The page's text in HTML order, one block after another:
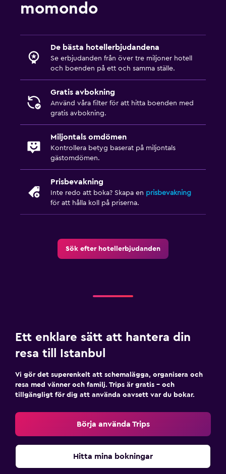
momondo
De bästa hotellerbjudandena
Se erbjudanden från över tre miljoner hotell
och boenden på ett och samma ställe.
Gratis avbokning
Använd våra filter för att hitta boenden med
gratis avbokning.
Miljontals omdömen
Kontrollera betyg baserat på miljontals
gästomdömen.
Prisbevakning
Inte redo att boka? Skapa en prisbevakning
för att hålla koll på priserna.
Sök efter hotellerbjudanden
Ett enklare sätt att hantera din
resa till Istanbul
Vi gör det superenkelt att schemalägga, organisera och
resa med vänner och familj. Trips är gratis – och
tillgängligt för dig att använda oavsett var du bokar.
Börja använda Trips
Hitta mina bokningar